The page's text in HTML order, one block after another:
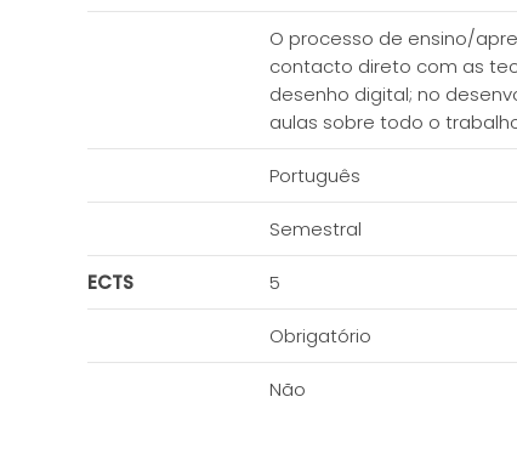
O processo de ensino/
contacto direto com as
desenho digital; no
aulas sobre todo o
Português
Semestral
ECTS 5
Obrigatório
Não